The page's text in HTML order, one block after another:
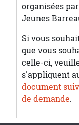
organisées
Jeunes
Si vous
que vous
celle-ci,
s'appliquent
document
de demande.